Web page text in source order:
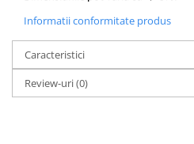
Informatii conformitate produs
Caracteristici
Review-uri(0)